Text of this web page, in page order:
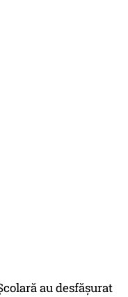
au desfășurat